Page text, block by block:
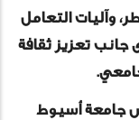
وآليات التعامل
جانب تعزيز ثقافة
جامعة أسيوط